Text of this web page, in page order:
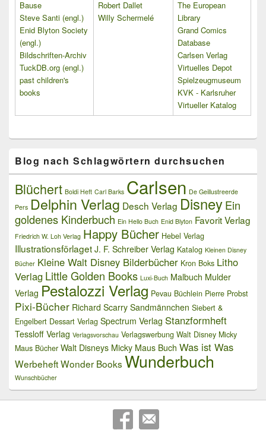
Bause
Steve Santi (engl.)
Enid Blyton Society
(engl.)
Bildschriften-Archiv
TuckDB.org (engl.)
past children's
books
Robert Dallet
Willy Schermelé
The European
Library
Grand Comics
Database
Carlsen Verlag
Virtuelles Depot
Spielzeugmuseum
KVK - Karlsruher
Virtueller Katalog
Blog nach Schlagwörtern durchsuchen
Blüchert Boldi Heft Carl Barks Carlsen De Geillustreerde
Pers Delphin Verlag Desch Verlag DisneyEin
goldenes Kinderbuch Ein Hello Buch Enid Blyton Favorit Verlag
Friedrich W. Loh Verlag Happy Bücher Hebel Verlag
Illustrationsförlaget J. F. Schreiber Verlag Katalog Kleinen Disney
Bücher Kleine Walt Disney Bilderbücher Kron Boks Litho
Verlag Little Golden Books Luxi-Buch Malbuch Mulder
Verlag Pestalozzi Verlag Pevau Büchlein Pierre Probst
Pixi-Bücher Richard Scarry Sandmännchen Siebert &
Engelbert Dessart Verlag Spectrum Verlag Stanzformheft
Tessloff Verlag Verlagsvorschau Verlagswerbung Walt Disney Micky
Maus Bücher Walt Disneys Micky Maus Buch Was ist Was
WerbeheftWonder Books Wunderbuch
Wunschbücher